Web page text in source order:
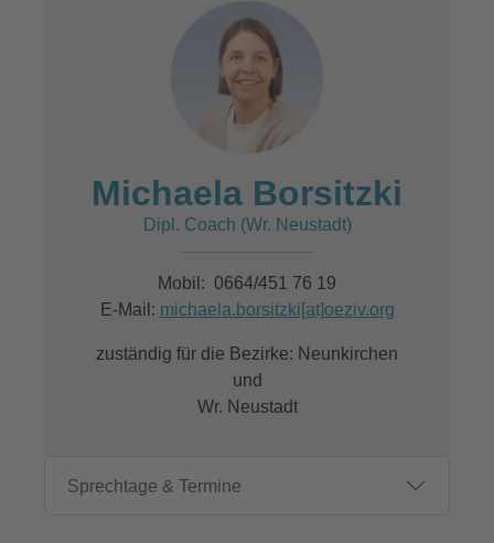
Michaela Borsitzki
Dipl. Coach (Wr. Neustadt)
Mobil: 0664/451 76 19
E-Mail: michaela.borsitzki[at]oeziv.org
zuständig für die Bezirke: Neunkirchen
und
Wr. Neustadt
Sprechtage & Termine